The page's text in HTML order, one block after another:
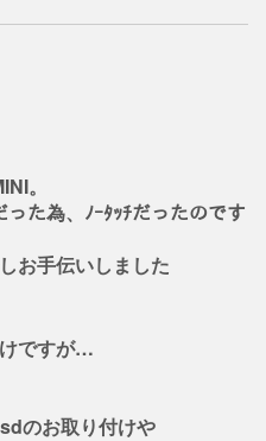
。
た為、ﾉｰﾀｯﾁだったのです
お手伝いしました
けですが…
のお取り付けや